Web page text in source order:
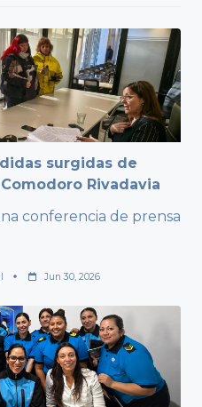
surgidas de
Rivadavia
conferencia de prensa
Jun 30, 2026